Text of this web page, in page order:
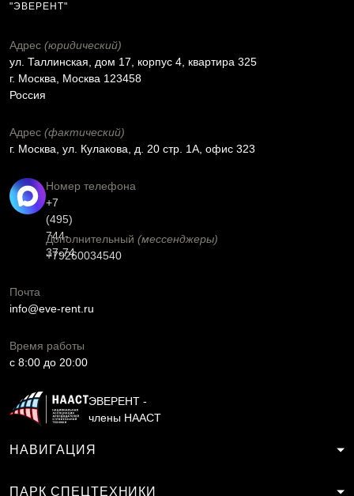
"ЭВЕРЕНТ"
Адрес (юридический)
ул. Таллинская, дом 17, корпус 4, квартира 325
г. Москва, Москва 123458
Россия
Адрес (фактический)
г. Москва, ул. Кулакова, д. 20 стр. 1А, офис 323
Номер телефона
+7
(495)
744-
37-74
Дополнительный (мессенджеры)
+79260034540
Почта
info@eve-rent.ru
Время работы
c 8:00 до 20:00
ЭВЕРЕНТ -
члены НААСТ
НАВИГАЦИЯ
ПАРК СПЕЦТЕХНИКИ